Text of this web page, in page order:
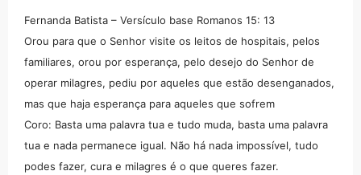
Fernanda Batista – Versículo base Romanos 15: 13
Orou para que o Senhor visite os leitos de hospitais, pelos
familiares, orou por esperança, pelo desejo do Senhor de
operar milagres, pediu por aqueles que estão desenganados,
mas que haja esperança para aqueles que sofrem
Coro: Basta uma palavra tua e tudo muda, basta uma palavra
tua e nada permanece igual. Não há nada impossível, tudo
podes fazer, cura e milagres é o que queres fazer.